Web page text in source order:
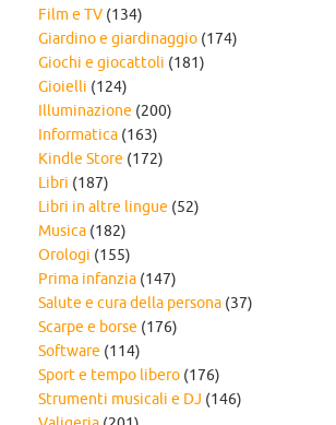
Film e TV (134)
Giardino e giardinaggio (174)
Giochi e giocattoli (181)
Gioielli (124)
Illuminazione (200)
Informatica (163)
Kindle Store (172)
Libri (187)
Libri in altre lingue (52)
Musica (182)
Orologi (155)
Prima infanzia (147)
Salute e cura della persona (37)
Scarpe e borse (176)
Software (114)
Sport e tempo libero (176)
Strumenti musicali e DJ (146)